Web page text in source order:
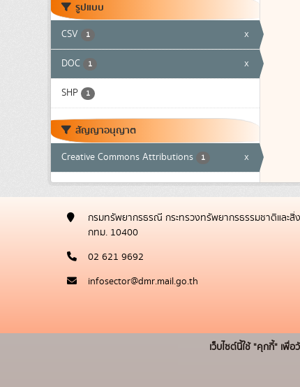
รูปแบบ
CSV 1 x
DOC 1 x
SHP 1
สัญญาอนุญาต
Creative Commons Attributions 1 x
กรมทรัพยากรธรณี กระทรวงทรัพยากรธรรมชาติและ
กทม. 10400
02 621 9692
infosector@dmr.mail.go.th
เว็บไซต์นี้ใช้ "คุกกี้" เพื่